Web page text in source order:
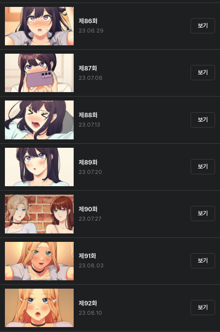
제86화
23.06.29
보기
제87화
23.07.06
보기
제88화
23.07.13
보기
제89화
23.07.20
보기
제90화
23.07.27
보기
제91화
23.08.03
보기
제92화
23.08.10
보기